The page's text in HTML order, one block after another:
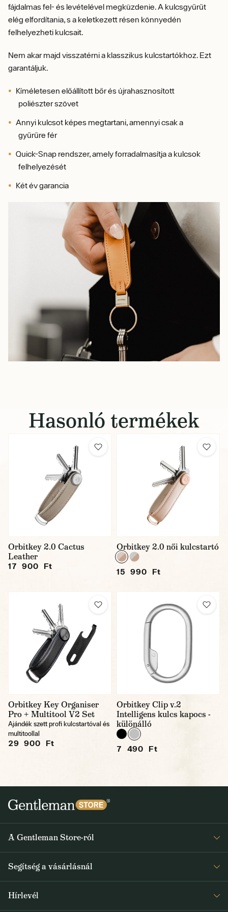
fájdalmas fel- és levételével megküzdenie. A kulcsgyűrűt
elég elfordítania, s a keletkezett résen könnyedén
felhelyezheti kulcsait.
Nem akar majd visszatérni a klasszikus kulcstartókhoz. Ezt
garantáljuk.
Kíméletesen előállított bőr és újrahasznosított
poliészter szövet
Annyi kulcsot képes megtartani, amennyi csak a
gyűrűre fér
Quick-Snap rendszer, amely forradalmasítja a kulcsok
felhelyezését
Két év garancia
Hasonló termékek
Orbitkey 2.0 Cactus
Leather
17 900 Ft
Orbitkey 2.0 női kulcstartó
15 990 Ft
Orbitkey Key Organiser
Pro + Multitool V2 Set
Ajándék szett profi kulcstartóval és
multitoollal
29 900 Ft
Orbitkey Clip v.2
Intelligens kulcs kapocs -
különálló
7 490 Ft
A Gentleman Store-ról
Rólunk
Journal
Segítség a vásárlásnál
Hírlevél